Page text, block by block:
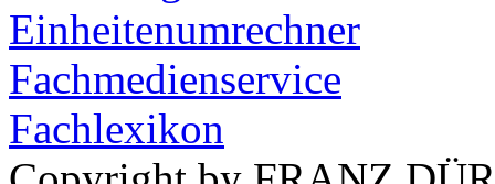
Einheitenumrechner
Fachmedienservice
Fachlexikon